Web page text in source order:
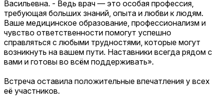
Васильевна. - Ведь врач — это особая профессия,
требующая больших знаний, опыта и любви к людям.
Ваше медицинское образование, профессионализм и
чувство ответственности помогут успешно
справляться с любыми трудностями, которые могут
возникнуть на вашем пути. Наставники всегда рядом с
вами и готовы во всём поддерживать».
Встреча оставила положительные впечатления у всех
её участников.